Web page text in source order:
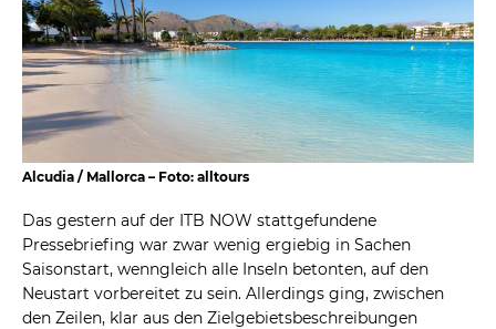
Alcudia / Mallorca – Foto: alltours
Das gestern auf der ITB NOW stattgefundene
Pressebriefing war zwar wenig ergiebig in Sachen
Saisonstart, wenngleich alle Inseln betonten, auf den
Neustart vorbereitet zu sein. Allerdings ging, zwischen
den Zeilen, klar aus den Zielgebietsbeschreibungen